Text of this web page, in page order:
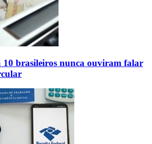
10 brasileiros nunca ouviram falar